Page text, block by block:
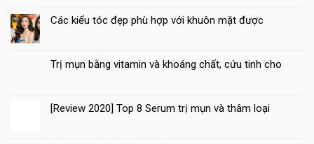
Các kiểu tóc đẹp phù hợp với khuôn mặt được
Trị mụn bằng vitamin và khoáng chất, cứu tinh cho
[Review 2020] Top 8 Serum trị mụn và thâm loại